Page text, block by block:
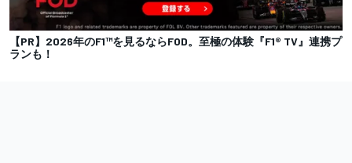
【PR】2026年のF1™を見るならFOD。至極の体験『F1® TV』連携プ
ランも！